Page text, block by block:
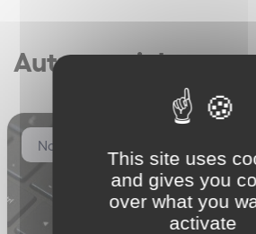
Autres articles
Nos événements
This site uses
and gives you
over what you
activate